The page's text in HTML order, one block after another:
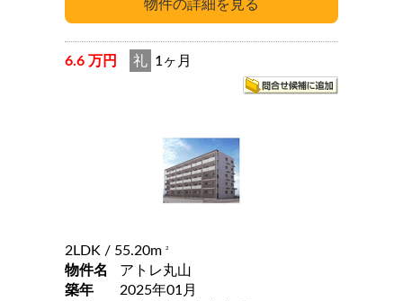
6.6 万円 礼 1ヶ月
2LDK / 55.20m 2
物件名
アトレ丸山
築年
2025年01月